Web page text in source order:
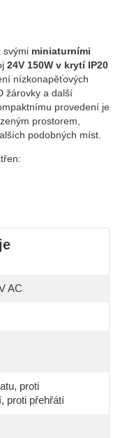
svými miniaturními
24V 150W v krytí IP20
nízkonapěťových
žárovky a další
provedení je
prostorem,
podobných míst.
AC
proti
proti přehřátí